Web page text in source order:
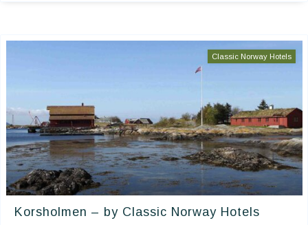
Classic Norway Hotels
Korsholmen – by Classic Norway Hotels